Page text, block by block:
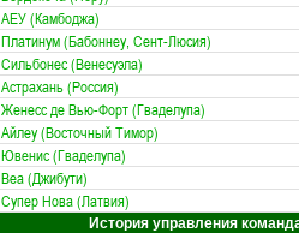
АЕУ (Камбоджа)
Платинум (Бабоннеу, Сент-Люсия)
Сильбонес (Венесуэла)
Астрахань (Россия)
Женесс де Вью-Форт (Гваделупа)
Айлеу (Восточный Тимор)
Ювенис (Гваделупа)
Веа (Джибути)
Супер Нова (Латвия)
История управления